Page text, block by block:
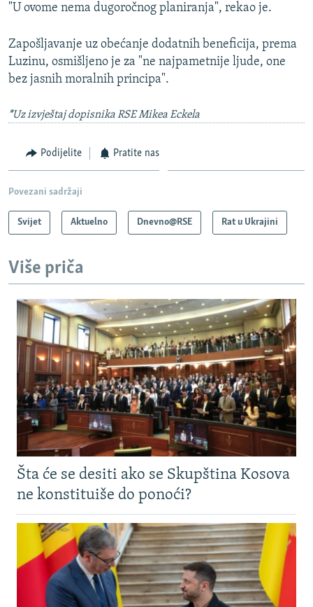
"U ovome nema dugoročnog planiranja", rekao je.
Zapošljavanje uz obećanje dodatnih beneficija, prema
Luzinu, osmišljeno je za "ne najpametnije ljude, one
bez jasnih moralnih principa".
*Uz izvještaj dopisnika RSE Mikea Eckela
Podijelite Pratite nas
Povezani sadržaji
Svijet Aktuelno Dnevno@RSE Rat u Ukrajini
Više priča
Šta će se desiti ako se Skupština Kosova
ne konstituiše do ponoći?